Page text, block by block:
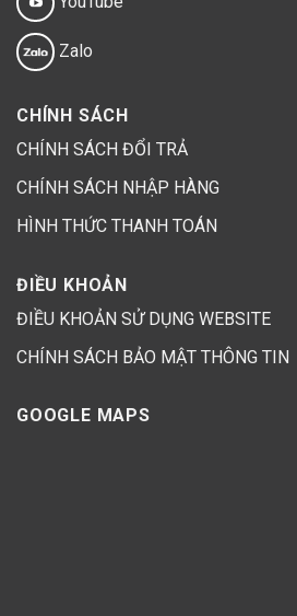
Zalo
CHÍNH SÁCH
CHÍNH SÁCH ĐỔI TRẢ
CHÍNH SÁCH NHẬP HÀNG
HÌNH THỨC THANH TOÁN
ĐIỀU KHOẢN
ĐIỀU KHOẢN SỬ DỤNG WEBSITE
CHÍNH SÁCH BẢO MẬT THÔNG TIN
GOOGLE MAPS